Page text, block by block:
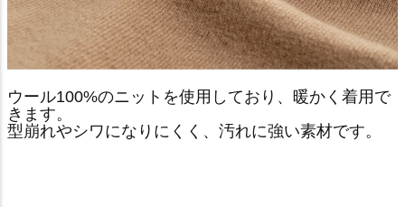
ウール100%のニットを使用しており、暖かく着用で
きます。
型崩れやシワになりにくく、汚れに強い素材です。